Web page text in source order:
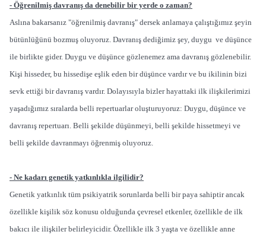
- Öğrenilmiş davranış da denebilir bir yerde o zaman?
Aslına bakarsanız "öğrenilmiş davranış" dersek anlamaya çalıştığımız şeyin
bütünlüğünü bozmuş oluyoruz. Davranış dediğimiz şey, duygu ve düşünce
ile birlikte gider. Duygu ve düşünce gözlenemez ama davranış gözlenebilir.
Kişi hisseder, bu hissedişe eşlik eden bir düşünce vardır ve bu ikilinin bizi
sevk ettiği bir davranış vardır. Dolayısıyla bizler hayattaki ilk ilişkilerimizi
yaşadığımız sıralarda belli repertuarlar oluşturuyoruz: Duygu, düşünce ve
davranış repertuarı. Belli şekilde düşünmeyi, belli şekilde hissetmeyi ve
belli şekilde davranmayı öğrenmiş oluyoruz.
- Ne kadarı genetik yatkınlıkla ilgilidir?
Genetik yatkınlık tüm psikiyatrik sorunlarda belli bir paya sahiptir ancak
özellikle kişilik söz konusu olduğunda çevresel etkenler, özellikle de ilk
bakıcı ile ilişkiler belirleyicidir. Özellikle ilk 3 yaşta ve özellikle anne